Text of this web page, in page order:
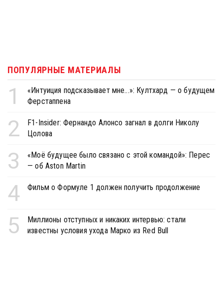
ПОПУЛЯРНЫЕ МАТЕРИАЛЫ
1
«Интуиция подсказывает мне...»: Култхард — о будущем
Ферстаппена
2
F1-Insider: Фернандо Алонсо загнал в долги Николу
Цолова
3
«Моё будущее было связано с этой командой»: Перес
— об Aston Martin
4 Фильм о Формуле 1 должен получить продолжение
5
Миллионы отступных и никаких интервью: стали
известны условия ухода Марко из Red Bull